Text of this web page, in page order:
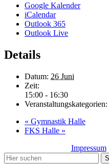
Google Kalender
iCalendar
Outlook 365
Outlook Live
Details
Datum: 26 Juni
Zeit:
15:00 - 16:30
Veranstaltungskategorien:
« Gymnastik Halle
FKS Halle »
Impressum